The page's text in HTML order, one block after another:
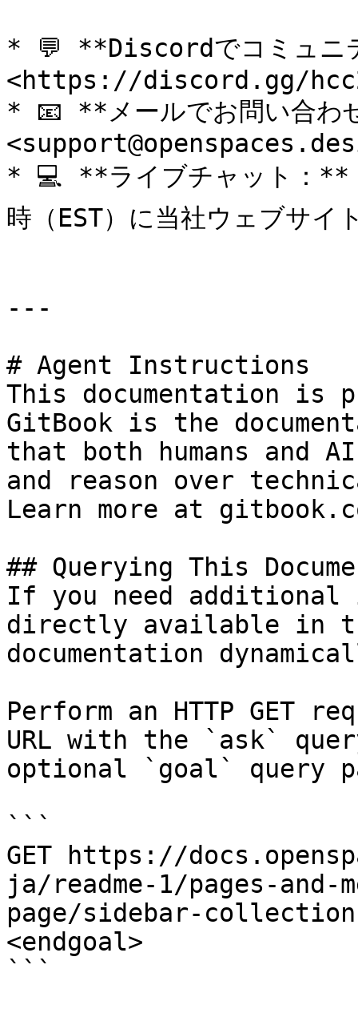
* 💬 **Discordでコミュニ
<https://discord.gg/
* 📧 **メールでお問い合わ
* 💻 **ライブチャット：**
時（EST）に当社ウェブサイ
---
# Agent Instructions
This documentation is
GitBook is the
that both humans and
and reason over
Learn more at
## Querying This
If you need
directly available in
documentation
Perform an HTTP GET
URL with the `ask`
optional `goal` query
```
GET https://
ja/readme-1/pages-
page/sidebar-
<endgoal>
```